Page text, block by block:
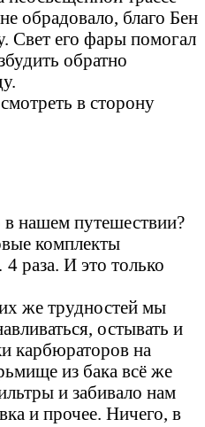
обрадовало, благо Бен
Свет его фары помогал
обратно
в сторону
нашем путешествии?
комплекты
раза. И это только
же трудностей мы
остывать и
карбюраторов на
из бака всё же
и забивало нам
и прочее. Ничего, в